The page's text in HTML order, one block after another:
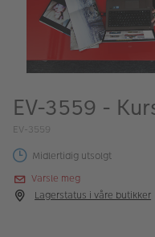
ANALOG
KIKKERTER
RAMMER
ALBUM
Merker
EV-3559 -
EV-3559
Midlertidig utsolgt
Varsle meg
Lagerstatus i våre butikker